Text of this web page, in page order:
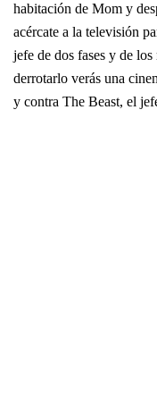
habitación de Mom y
acércate a la televisión
jefe de dos fases y de
derrotarlo verás una
y contra The Beast, el